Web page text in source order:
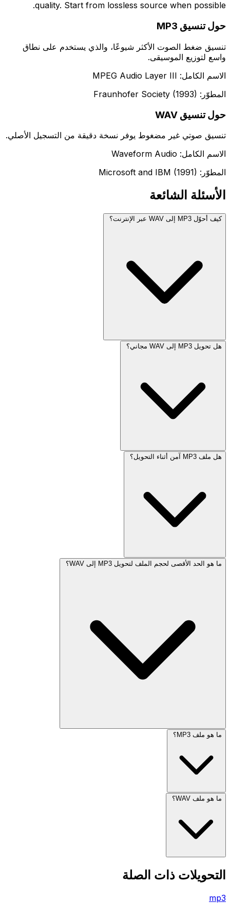
quality. Start from lossless source when possible.
حول تنسيق MP3
تنسيق ضغط الصوت الأكثر شيوعًا، والذي يستخدم على نطاق
واسع لتوزيع الموسيقى.
الاسم الكامل: MPEG Audio Layer III
المطوّر: Fraunhofer Society (1993)
حول تنسيق WAV
تنسيق صوتي غير مضغوط يوفر نسخة دقيقة من التسجيل الأصلي.
الاسم الكامل: Waveform Audio
المطوّر: Microsoft and IBM (1991)
الأسئلة الشائعة
كيف أحوّل MP3 إلى WAV عبر الإنترنت؟
هل تحويل MP3 إلى WAV مجاني؟
هل ملف MP3 آمن أثناء التحويل؟
ما هو الحد الأقصى لحجم الملف لتحويل MP3 إلى WAV؟
ما هو ملف MP3؟
ما هو ملف WAV؟
التحويلات ذات الصلة
mp3